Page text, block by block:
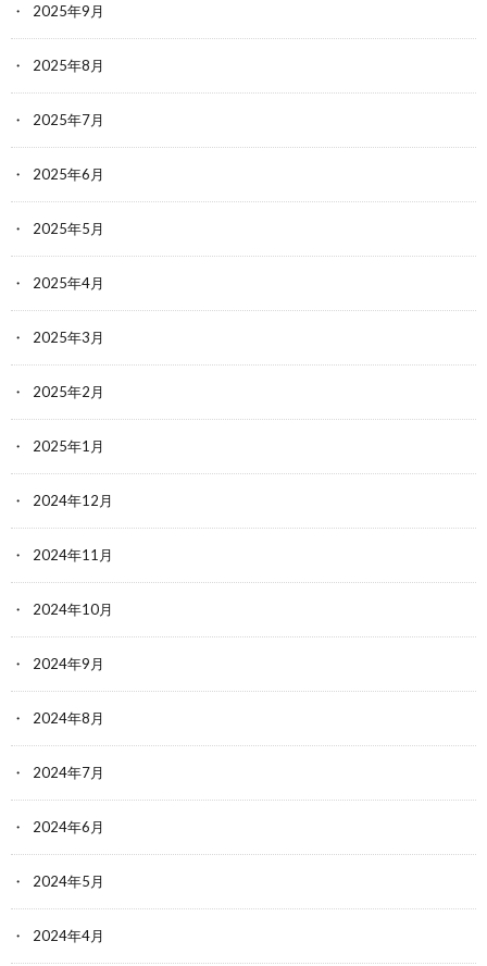
2025年9月
2025年8月
2025年7月
2025年6月
2025年5月
2025年4月
2025年3月
2025年2月
2025年1月
2024年12月
2024年11月
2024年10月
2024年9月
2024年8月
2024年7月
2024年6月
2024年5月
2024年4月